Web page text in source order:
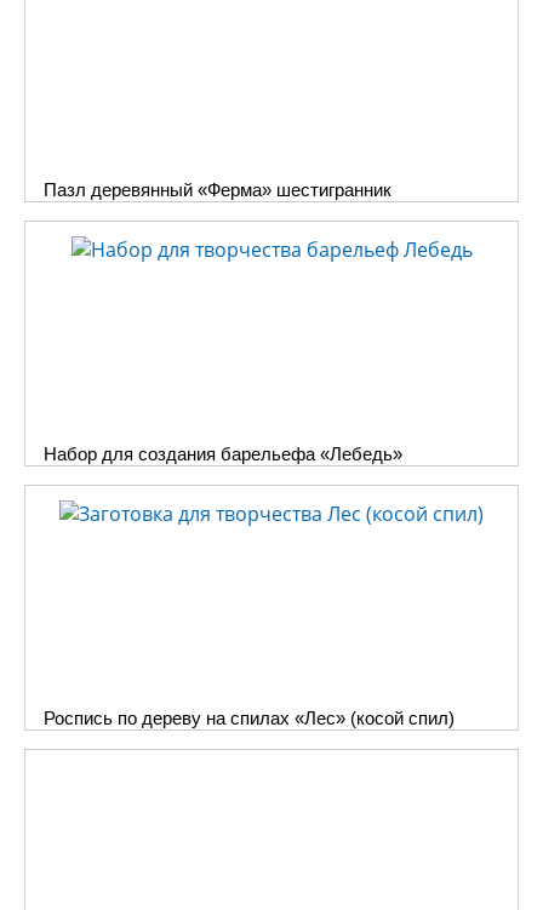
Пазл деревянный «Ферма» шестигранник
Набор для создания барельефа «Лебедь»
Роспись по дереву на спилах «Лес» (косой спил)